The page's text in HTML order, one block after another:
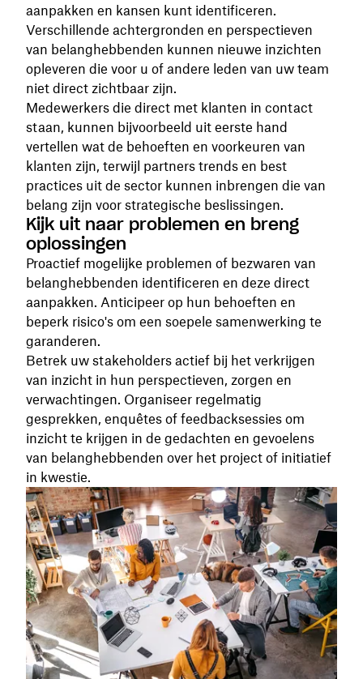
aanpakken en kansen kunt identificeren.
Verschillende achtergronden en perspectieven
van belanghebbenden kunnen nieuwe inzichten
opleveren die voor u of andere leden van uw team
niet direct zichtbaar zijn.
Medewerkers die direct met klanten in contact
staan, kunnen bijvoorbeeld uit eerste hand
vertellen wat de behoeften en voorkeuren van
klanten zijn, terwijl partners trends en best
practices uit de sector kunnen inbrengen die van
belang zijn voor strategische beslissingen.
Kijk uit naar problemen en breng
oplossingen
Proactief mogelijke problemen of bezwaren van
belanghebbenden identificeren en deze direct
aanpakken. Anticipeer op hun behoeften en
beperk risico's om een soepele samenwerking te
garanderen.
Betrek uw stakeholders actief bij het verkrijgen
van inzicht in hun perspectieven, zorgen en
verwachtingen. Organiseer regelmatig
gesprekken, enquêtes of feedbacksessies om
inzicht te krijgen in de gedachten en gevoelens
van belanghebbenden over het project of initiatief
in kwestie.